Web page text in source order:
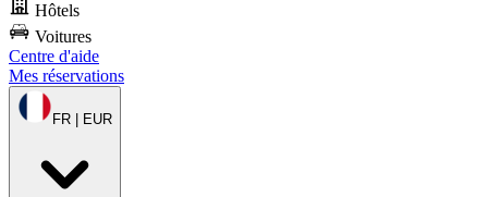
Hôtels
Voitures
Centre d'aide
Mes réservations
FR | EUR